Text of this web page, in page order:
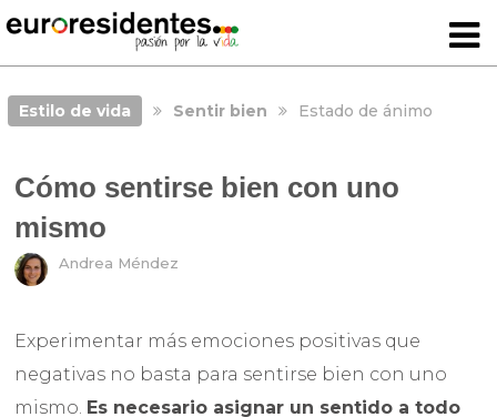
Estilo de vida Sentir bien Estado de ánimo
Cómo sentirse bien con uno
mismo
Andrea Méndez
Experimentar más emociones positivas que
negativas no basta para sentirse bien con uno
mismo. Es necesario asignar un sentido a todo